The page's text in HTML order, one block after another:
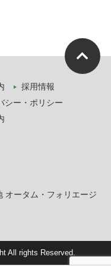
採用情報
シー・ポリシー
オータム・フォリエージ
All rights Reserved.